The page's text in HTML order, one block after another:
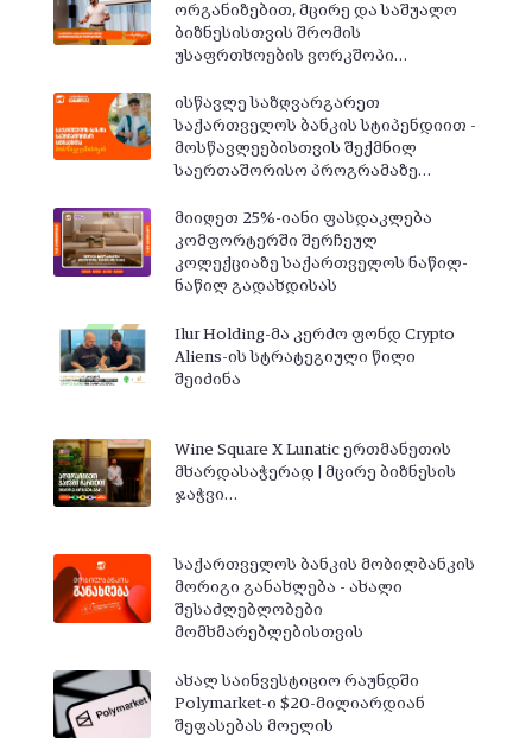
ორგანიზებით, მცირე და საშუალო
ბიზნესისთვის შრომის
უსაფრთხოების ვორკშოპი…
ისწავლე საზღვარგარეთ
საქართველოს ბანკის სტიპენდიით -
მოსწავლეებისთვის შექმნილ
საერთაშორისო პროგრამაზე…
მიიღეთ 25%-იანი ფასდაკლება
კომფორტერში შერჩეულ
კოლექციაზე საქართველოს ნაწილ-
ნაწილ გადახდისას
Ilur Holding-მა კერძო ფონდ Crypto
Aliens-ის სტრატეგიული წილი
შეიძინა
Wine Square X Lunatic ერთმანეთის
მხარდასაჭერად | მცირე ბიზნესის
ჯაჭვი…
საქართველოს ბანკის მობილბანკის
მორიგი განახლება - ახალი
შესაძლებლობები
მომხმარებლებისთვის
ახალ საინვესტიციო რაუნდში
Polymarket-ი $20-მილიარდიან
შეფასებას მოელის